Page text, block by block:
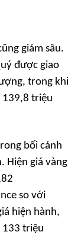
giảm sâu.
được giao
trong khi
139,8 triệu
bối cảnh
Hiện giá vàng
so với
hiện hành,
133 triệu